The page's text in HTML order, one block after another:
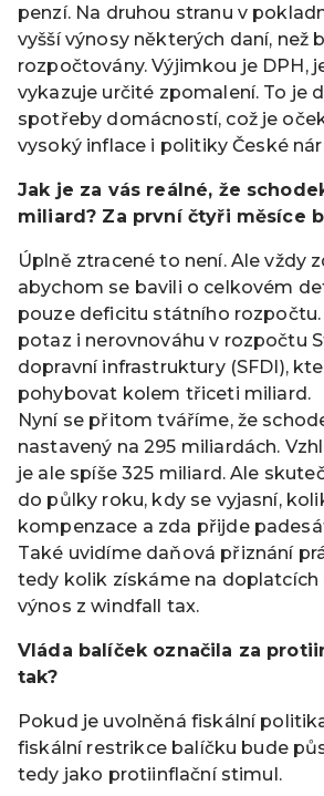
penzí. Na druhou stranu v
vyšší výnosy některých daní, než
rozpočtovány. Výjimkou je DPH,
vykazuje určité zpomalení. To je
spotřeby domácností, což je
vysoký inflace i politiky České
Jak je za vás reálné, že
miliard? Za první čtyři měsíce
Úplně ztracené to není. Ale vždy
abychom se bavili o celkovém
pouze deficitu státního rozpočtu.
potaz i nerovnováhu v rozpočtu
dopravní infrastruktury (SFDI),
pohybovat kolem třiceti miliard.
Nyní se přitom tváříme, že
nastavený na 295 miliardách.
je ale spíše 325 miliard. Ale
do půlky roku, kdy se vyjasní,
kompenzace a zda přijde
Také uvidíme daňová přiznání
tedy kolik získáme na doplatcích
výnos z windfall tax.
Vláda balíček označila za
tak?
Pokud je uvolněná fiskální
fiskální restrikce balíčku bude
tedy jako protiinflační stimul.